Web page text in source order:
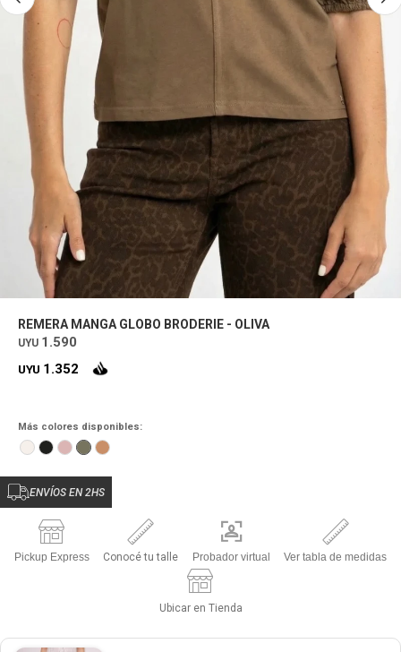
REMERA MANGA GLOBO BRODERIE - OLIVA
UYU 1.590
UYU 1.352
Más colores disponibles:
ENVÍOS EN 2HS
Pickup Express Conocé tu talle Probador virtual Ver tabla de medidas
Ubicar en Tienda